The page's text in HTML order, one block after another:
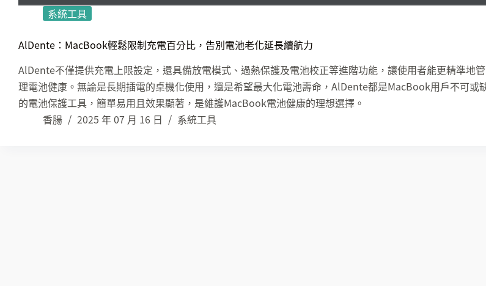
系統工具
AlDente：MacBook輕鬆限制充電百分比，告別電池老化延長續航力
AlDente不僅提供充電上限設定，還具備放電模式、過熱保護及電池校正等進階功能，讓使用者能更精準地管
理電池健康。無論是長期插電的桌機化使用，還是希望最大化電池壽命，AlDente都是MacBook用戶不可或
的電池保護工具，簡單易用且效果顯著，是維護MacBook電池健康的理想選擇。
香腸
2025 年 07 月 16 日 系統工具